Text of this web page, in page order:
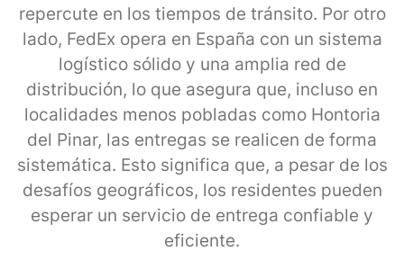
repercute en los tiempos de tránsito. Por otro
lado, FedEx opera en España con un sistema
logístico sólido y una amplia red de
distribución, lo que asegura que, incluso en
localidades menos pobladas como Hontoria
del Pinar, las entregas se realicen de forma
sistemática. Esto significa que, a pesar de los
desafíos geográficos, los residentes pueden
esperar un servicio de entrega confiable y
eficiente.